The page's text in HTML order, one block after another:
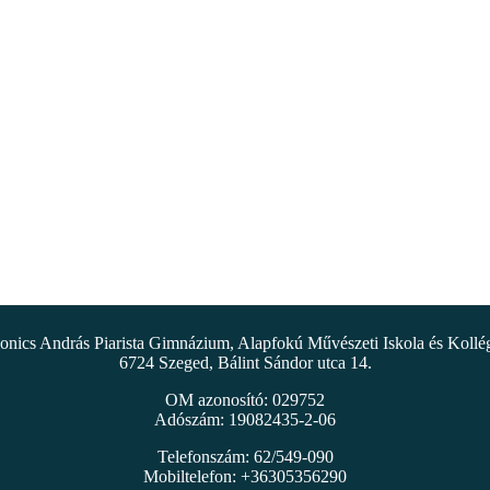
András Piarista Gimnázium, Alapfokú Művészeti Iskola és
6724 Szeged, Bálint Sándor utca 14.
OM azonosító: 029752
Adószám: 19082435-2-06
Telefonszám: 62/549-090
Mobiltelefon: +36305356290